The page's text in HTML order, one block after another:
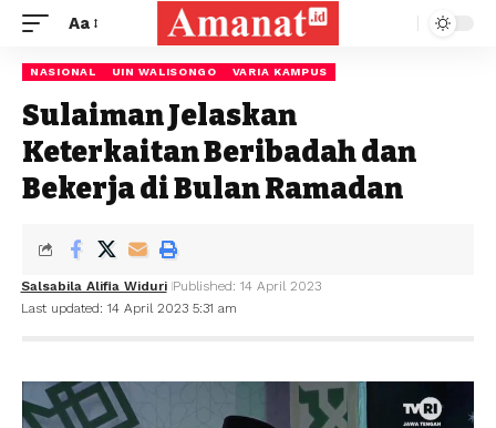
Aa
NASIONAL UIN WALISONGO VARIA KAMPUS
Sulaiman Jelaskan
Keterkaitan Beribadah dan
Bekerja di Bulan Ramadan
Last updated: 14 April 2023 5:31 am
Salsabila Alifia Widuri Published: 14 April 2023